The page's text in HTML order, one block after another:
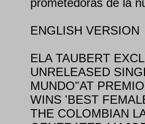
prometedoras de la
ENGLISH VERSION
ELA TAUBERT
UNRELEASED
MUNDO"AT
WINS 'BEST
THE COLOMBIAN